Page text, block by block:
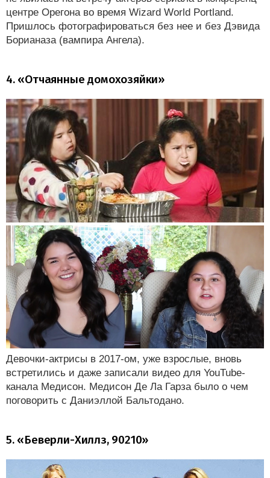
центре Орегона во время Wizard World Portland.
Пришлось фотографироваться без нее и без Дэвида
Борианаза (вампира Ангела).
4. «Отчаянные домохозяйки»
Девочки-актрисы в 2017-ом, уже взрослые, вновь
встретились и даже записали видео для YouTube-
канала Медисон. Медисон Де Ла Гарза было о чем
поговорить с Даниэллой Бальтодано.
5. «Беверли-Хиллз, 90210»